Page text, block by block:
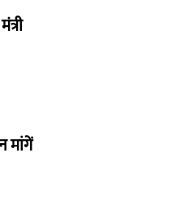
मांगें